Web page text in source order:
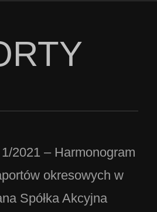
2021 – Harmonogram
okresowych w
Spółka Akcyjna